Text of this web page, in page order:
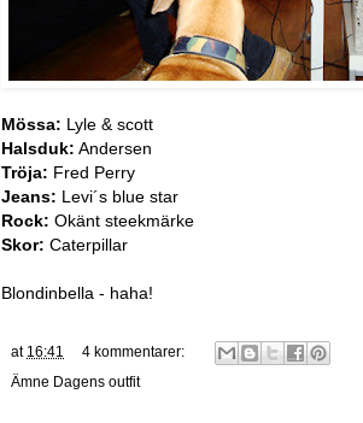
Mössa: Lyle & scott
Halsduk: Andersen
Tröja: Fred Perry
Jeans: Levi´s blue star
Rock: Okänt steekmärke
Skor: Caterpillar
Blondinbella - haha!
at 16:41
4 kommentarer:
Ämne Dagens outfit